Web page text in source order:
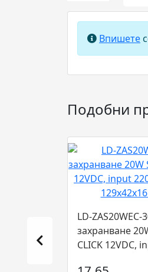
Впишете
Подобни
LD-ZAS20WEC-
захранване
CLICK 12VDC,